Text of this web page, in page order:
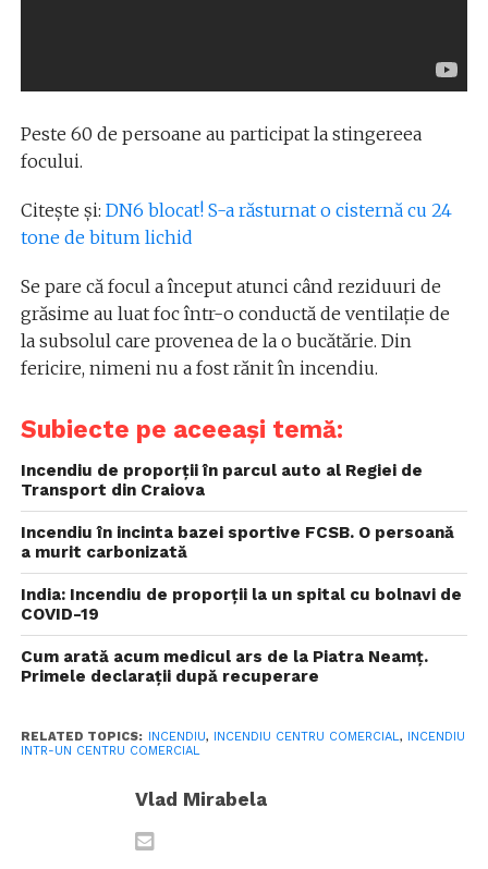
Peste 60 de persoane au participat la stingereea
focului.
Citește și: DN6 blocat! S-a răsturnat o cisternă cu 24
tone de bitum lichid
Se pare că focul a început atunci când reziduuri de
grăsime au luat foc într-o conductă de ventilație de
la subsolul care provenea de la o bucătărie. Din
fericire, nimeni nu a fost rănit în incendiu.
Subiecte pe aceeași temă:
Incendiu de proporții în parcul auto al Regiei de
Transport din Craiova
Incendiu în incinta bazei sportive FCSB. O persoană
a murit carbonizată
India: Incendiu de proporții la un spital cu bolnavi de
COVID-19
Cum arată acum medicul ars de la Piatra Neamț.
Primele declarații după recuperare
RELATED TOPICS: INCENDIU, INCENDIU CENTRU COMERCIAL, INCENDIU
INTR-UN CENTRU COMERCIAL
Vlad Mirabela